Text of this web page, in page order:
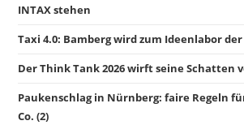
INTAX stehen
Taxi 4.0: Bamberg wird zum Ideenlabor
Der Think Tank 2026 wirft seine Schatten
Paukenschlag in Nürnberg: faire Regeln
Co. (2)